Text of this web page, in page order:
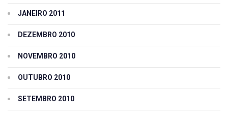
JANEIRO 2011
DEZEMBRO 2010
NOVEMBRO 2010
OUTUBRO 2010
SETEMBRO 2010